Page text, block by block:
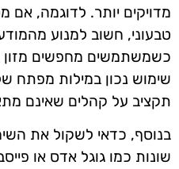
מדויקים יותר. לדוגמה,
טבעוני, חשוב למנוע
כשמשתמשים מחפשים מזון
שימוש נכון במילות מפתח
תקציב על קהלים שאינם
בנוסף, כדאי לשקול את
שונות כמו גוגל אדס או